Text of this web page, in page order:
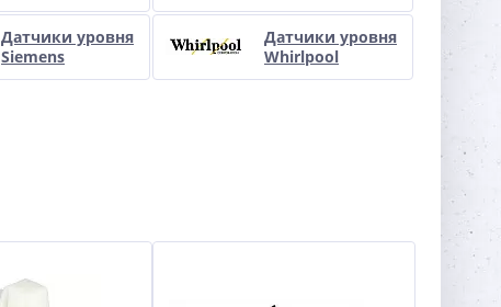
Датчики уровня
Siemens
Датчики уровня
Whirlpool